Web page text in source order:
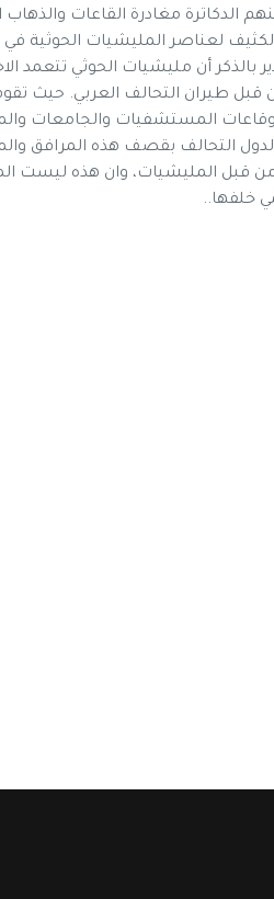
الدكاترة مغادرة القاعات والذهاب
لعناصر المليشيات الحوثية في
بالذكر أن مليشيات الحوثي تتعمد
طيران التحالف العربي. حيث
المستشفيات والجامعات
لدول التحالف بقصف هذه المرافق
قبل المليشيات، وان هذه ليست
خلفها..